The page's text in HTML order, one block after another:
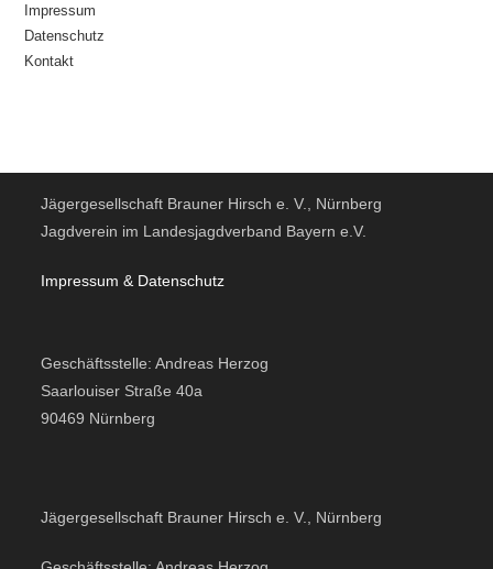
Impressum
Datenschutz
Kontakt
Jägergesellschaft Brauner Hirsch e. V., Nürnberg
Jagdverein im Landesjagdverband Bayern e.V.
Impressum & Datenschutz
Geschäftsstelle: Andreas Herzog
Saarlouiser Straße 40a
90469 Nürnberg
Jägergesellschaft Brauner Hirsch e. V., Nürnberg